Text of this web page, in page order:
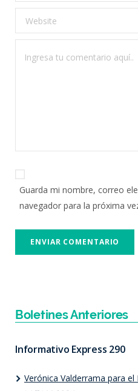
Guarda mi nombre, correo
navegador para la próxima
Boletines Anteriores
Informativo Express 290
Verónica Valderrama para